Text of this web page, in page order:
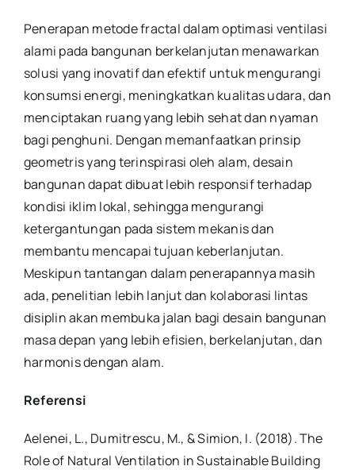
Penerapan metode fractal dalam optimasi ventilasi
alami pada bangunan berkelanjutan menawarkan
solusi yang inovatif dan efektif untuk mengurangi
konsumsi energi, meningkatkan kualitas udara, dan
menciptakan ruang yang lebih sehat dan nyaman
bagi penghuni. Dengan memanfaatkan prinsip
geometris yang terinspirasi oleh alam, desain
bangunan dapat dibuat lebih responsif terhadap
kondisi iklim lokal, sehingga mengurangi
ketergantungan pada sistem mekanis dan
membantu mencapai tujuan keberlanjutan.
Meskipun tantangan dalam penerapannya masih
ada, penelitian lebih lanjut dan kolaborasi lintas
disiplin akan membuka jalan bagi desain bangunan
masa depan yang lebih efisien, berkelanjutan, dan
harmonis dengan alam.
Referensi
Aelenei, L., Dumitrescu, M., & Simion, I. (2018). The
Role of Natural Ventilation in Sustainable Building